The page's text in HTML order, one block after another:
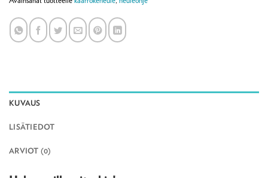
KUVAUS
LISÄTIEDOT
ARVIOT (0)